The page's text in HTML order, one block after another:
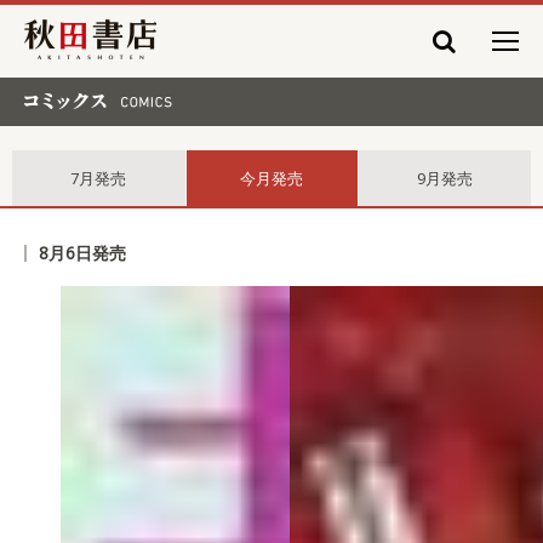
秋田書店
7月発売 今月発売 9月発売
8月6日発売